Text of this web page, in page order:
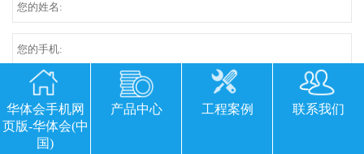
华体会手机网
页版-华体会(中
国)
产品中心 工程案例 联系我们